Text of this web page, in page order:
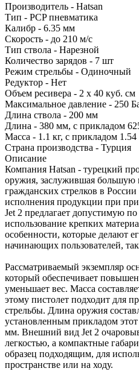
Производитель - Hatsan
Тип - PCP пневматика
Калибр - 6.35 мм
Скорость - до 210 м/с
Тип ствола - Нарезной
Количество зарядов - 7 шт
Режим стрельбы - Одиночный
Редуктор - Нет
Объем ресивера - 2 х 40 куб. см
Максимальное давление - 250
Длина ствола - 200 мм
Длина - 380 мм, с прикладом
Масса - 1.1 кг, с прикладом 1.54
Страна производства - Турция
Описание
Компания Hatsan - турецкий
оружия, заслужившая большую
гражданских стрелков в России
исполнения продукции при
Jet 2 предлагает допустимую
использование крепких
особенности, которые делают
начинающих пользователей,
Рассматриваемый экземпляр
который обеспечивает
уменьшает вес. Масса
этому пистолет подходит для
стрельбы. Длина оружия
установленным прикладом этот
мм. Внешний вид Jet 2
легкостью, а компактные
образец подходящим, для
пространстве или на ходу.